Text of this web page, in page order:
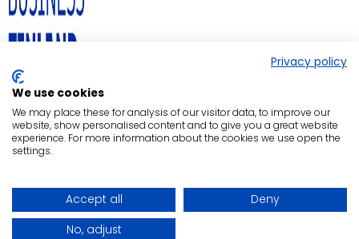
Privacy policy
We use cookies
We may place these for analysis of our visitor data, to improve our
website, show personalised content and to give you a great website
experience. For more information about the cookies we use open the
settings.
Accept all
Deny
No, adjust